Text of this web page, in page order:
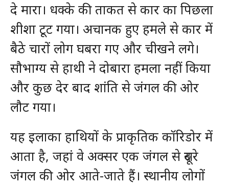
दे मारा। धक्के की ताकत से कार का पिछला
शीशा टूट गया। अचानक हुए हमले से कार में
बैठे चारों लोग घबरा गए और चीखने लगे।
सौभाग्य से हाथी ने दोबारा हमला नहीं किया
और कुछ देर बाद शांति से जंगल की ओर
लौट गया।
यह इलाका हाथियों के प्राकृतिक कॉरिडोर में
आता है, जहां वे अक्सर एक जंगल से दूसरे
जंगल की ओर आते-जाते हैं। स्थानीय लोगों